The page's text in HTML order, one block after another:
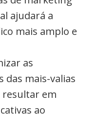
ajudará a
mais amplo e
as
das mais-valias
em
ao